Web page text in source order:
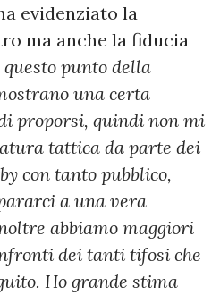
evidenziato la
ma anche la fiducia
questo punto della
una certa
proporsi, quindi non mi
tattica da parte dei
con tanto pubblico,
a una vera
abbiamo maggiori
dei tanti tifosi che
Ho grande stima